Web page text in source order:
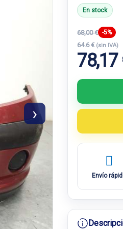
›
En stock
68,00 € -5%
64.6 € (sin IVA)
78,17
Envío